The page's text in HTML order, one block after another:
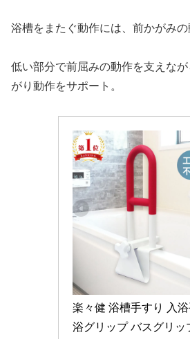
浴槽をまたぐ動作には、前かがみの
低い部分で前屈みの動作を支えな
がり動作をサポート。
楽々健 浴槽手すり 入浴
浴グリップ バスグリッ